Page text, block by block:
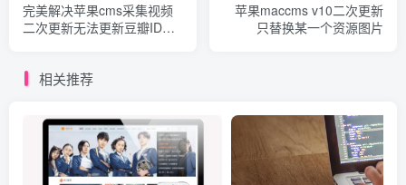
完美解决苹果cms采集视频
二次更新无法更新豆瓣ID和
苹果maccms v10二次更新
只替换某一个资源图片
相关推荐